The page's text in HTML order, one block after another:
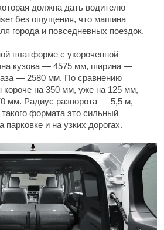
должна дать водителю
без ощущения, что машина
города и повседневных поездок.
платформе с укороченной
кузова — 4575 мм, ширина —
— 2580 мм. По сравнению
короче на 350 мм, уже на 125 мм,
мм. Радиус разворота — 5,5 м,
формата это сильный
парковке и на узких дорогах.